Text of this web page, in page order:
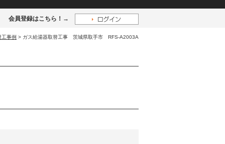
会員登録はこちら！→
事例 > ガス給湯器取替工事 茨城県取手市 RFS-A2003A